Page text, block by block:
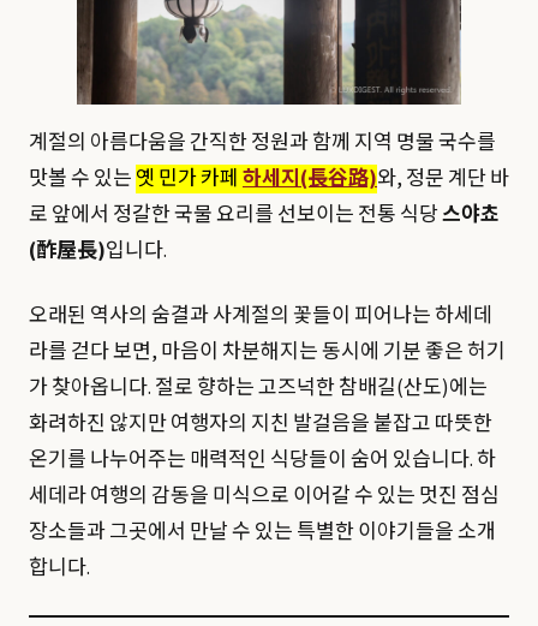
계절의 아름다움을 간직한 정원과 함께 지역 명물 국수를
맛볼 수 있는 옛 민가 카페 하세지(長谷路)와, 정문 계단 바
로 앞에서 정갈한 국물 요리를 선보이는 전통 식당스야쵸
(酢屋長)입니다.
오래된 역사의 숨결과 사계절의 꽃들이 피어나는 하세데
라를 걷다 보면, 마음이 차분해지는 동시에 기분 좋은 허기
가 찾아옵니다. 절로 향하는 고즈넉한 참배길(산도)에는
화려하진 않지만 여행자의 지친 발걸음을 붙잡고 따뜻한
온기를 나누어주는 매력적인 식당들이 숨어 있습니다. 하
세데라 여행의 감동을 미식으로 이어갈 수 있는 멋진 점심
장소들과 그곳에서 만날 수 있는 특별한 이야기들을 소개
합니다.